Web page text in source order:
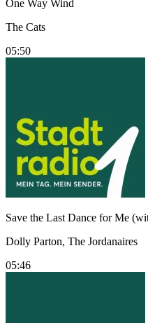
One Way Wind
The Cats
05:50
Save the Last Dance for Me
Dolly Parton, The Jordanaires
05:46